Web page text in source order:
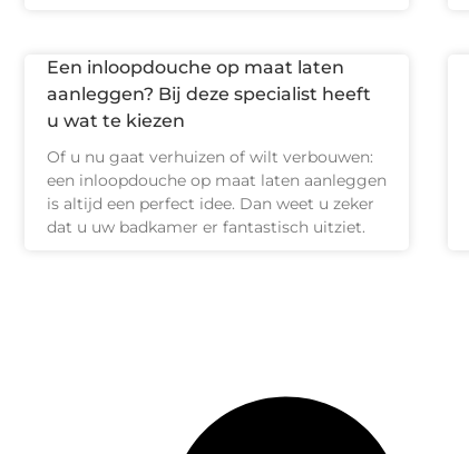
Een inloopdouche op maat laten
aanleggen? Bij deze specialist heeft
u wat te kiezen
Of u nu gaat verhuizen of wilt verbouwen:
een inloopdouche op maat laten aanleggen
is altijd een perfect idee. Dan weet u zeker
dat u uw badkamer er fantastisch uitziet.